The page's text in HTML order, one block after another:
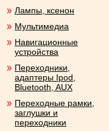
Лампы, ксенон
Мультимедиа
Навигационные
устройства
Переходники,
адаптеры Ipod,
Bluetooth, AUX
Переходные рамки,
заглушки и
переходники